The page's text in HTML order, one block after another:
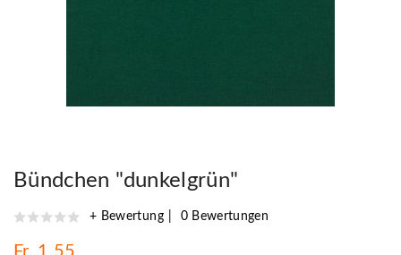
Bündchen "dunkelgrün"
+ Bewertung 0 Bewertungen
Fr. 1,55